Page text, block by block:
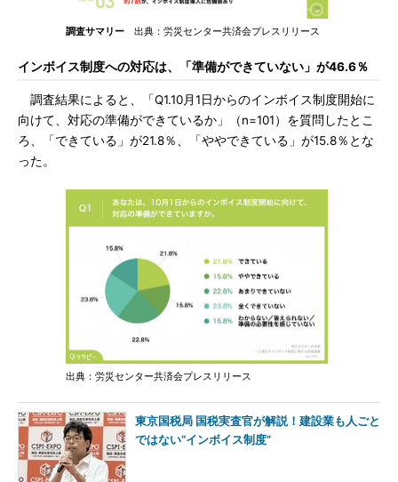
調査サマリー 出典：労災センター共済会プレスリリース
インボイス制度への対応は、「準備ができていない」が46.6％
調査結果によると、「Q1.10月1日からのインボイス制度開始に
向けて、対応の準備ができているか」（n=101）を質問したとこ
ろ、「できている」が21.8％、「ややできている」が15.8％とな
った。
出典：労災センター共済会プレスリリース
東京国税局 国税実査官が解説！建設業も人ごと
ではない“インボイス制度”